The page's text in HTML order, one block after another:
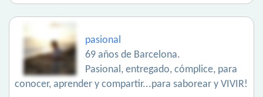
pasional
69 años de Barcelona.
Pasional, entregado, cómplice, para
conocer, aprender y compartir...para saborear y VIVIR!